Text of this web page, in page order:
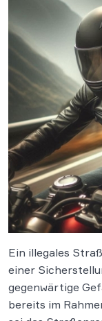
Ein illegales
einer
gegenwärtige
bereits im